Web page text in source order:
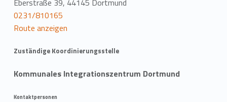
t
i
o
n
Eberstraße 39, 44145 Dortmund
0231/810165
Route anzeigen
Zuständige Koordinierungsstelle
Kommunales Integrationszentrum Dortmund
Kontaktpersonen